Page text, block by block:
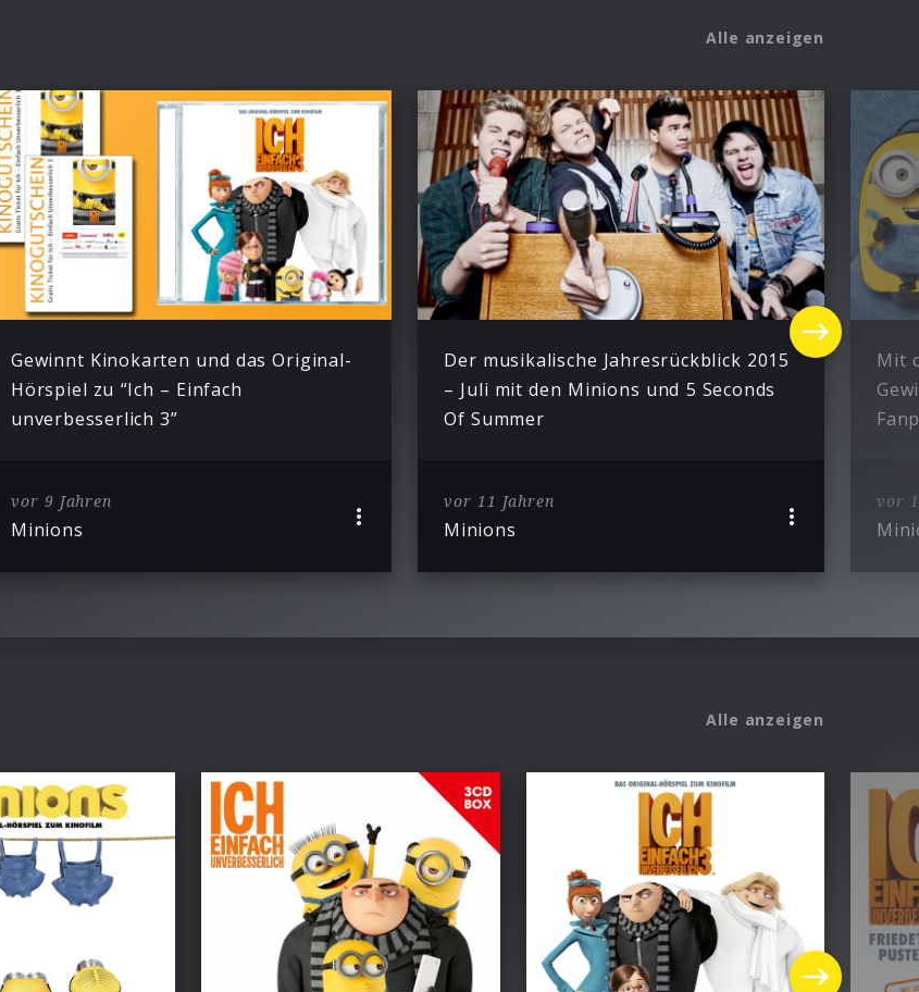
Alle anzeigen
Gewinnt Kinokarten und das Original-
Hörspiel zu “Ich – Einfach
unverbesserlich 3”
vor 9 Jahren
Minions
Der musikalische Jahresrückblick 2015
– Juli mit den Minions und 5 Seconds
Of Summer
vor 11 Jahren
Minions
Mit
vor
Alle anzeigen